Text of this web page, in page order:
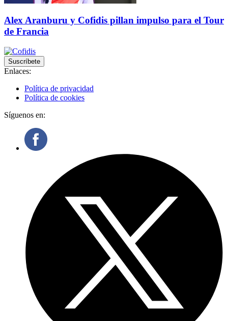
Alex Aranburu y Cofidis pillan impulso para el Tour
de Francia
Suscríbete
Enlaces:
Política de privacidad
Política de cookies
Síguenos en: